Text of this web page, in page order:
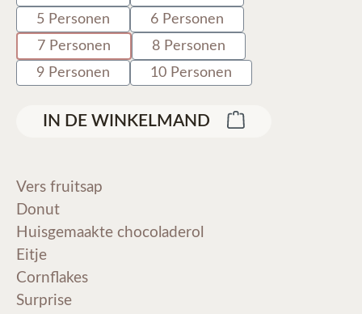
5 Personen
6 Personen
7 Personen
8 Personen
9 Personen
10 Personen
IN DE WINKELMAND
Vers fruitsap
Donut
Huisgemaakte chocoladerol
Eitje
Cornflakes
Surprise